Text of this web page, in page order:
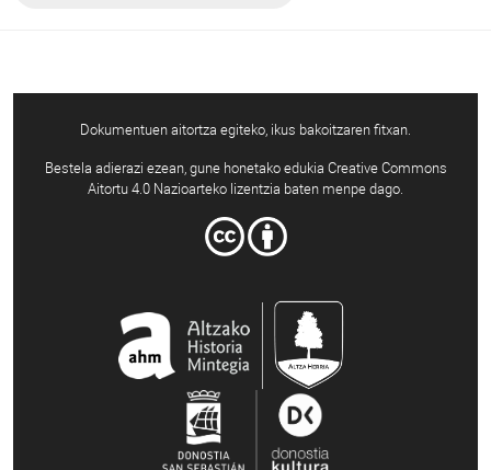
Dokumentuen aitortza egiteko, ikus bakoitzaren fitxan.
Bestela adierazi ezean, gune honetako edukia Creative Commons
Aitortu 4.0 Nazioarteko lizentzia baten menpe dago.